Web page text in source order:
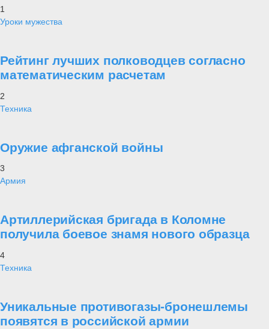
1
Уроки мужества
Рейтинг лучших полководцев согласно
математическим расчетам
2
Техника
Оружие афганской войны
3
Армия
Артиллерийская бригада в Коломне
получила боевое знамя нового образца
4
Техника
Уникальные противогазы-бронешлемы
появятся в российской армии